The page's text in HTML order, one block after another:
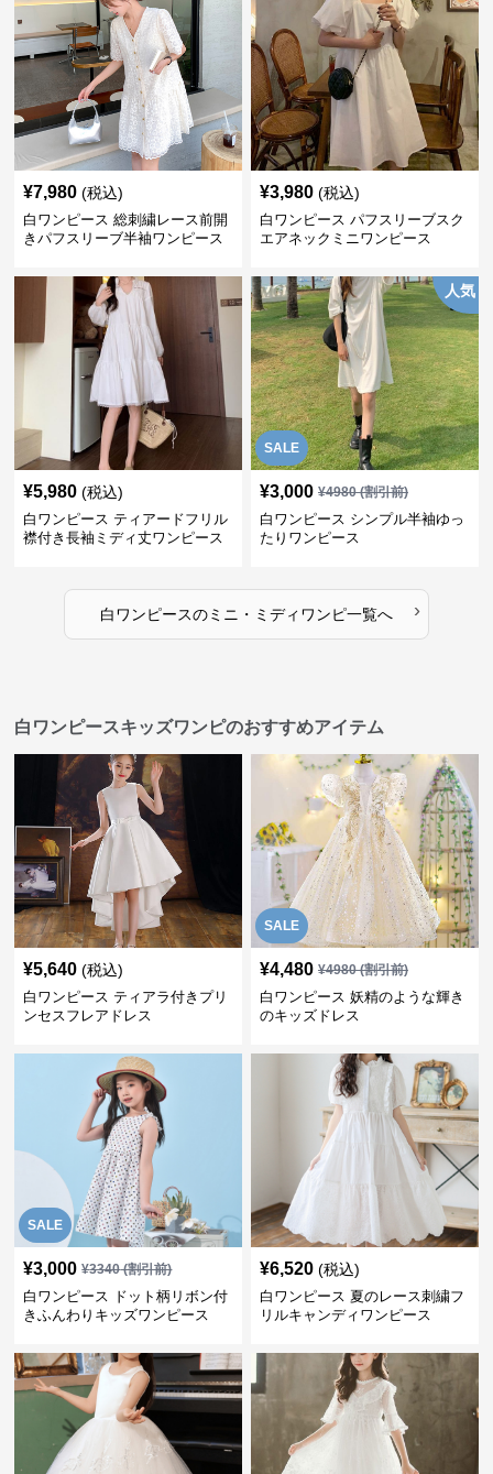
¥7,980 (税込)
白ワンピース 総刺繍レース前開
きパフスリーブ半袖ワンピース
¥3,980 (税込)
白ワンピース パフスリーブスク
エアネックミニワンピース
¥5,980 (税込)
白ワンピース ティアードフリル
襟付き長袖ミディ丈ワンピース
SALE
人気
¥3,000 ¥4980(割引前)
白ワンピース シンプル半袖ゆっ
たりワンピース
白ワンピースのミニ・ミディワンピ一覧へ ›
白ワンピースキッズワンピのおすすめアイテム
¥5,640 (税込)
白ワンピース ティアラ付きプリ
ンセスフレアドレス
SALE
¥4,480 ¥4980(割引前)
白ワンピース 妖精のような輝き
のキッズドレス
SALE
¥3,000 ¥3340(割引前)
白ワンピース ドット柄リボン付
きふんわりキッズワンピース
¥6,520 (税込)
白ワンピース 夏のレース刺繍フ
リルキャンディワンピース